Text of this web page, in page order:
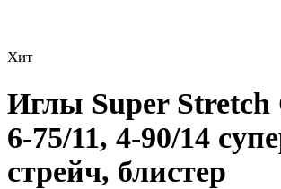
Хит
Иглы Super Stretch
6-75/11, 4-90/14
стрейч, блистер